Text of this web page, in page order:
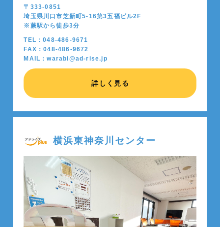
〒333-0851
埼玉県川口市芝新町5-16第3五福ビル2F
※蕨駅から徒歩3分
TEL：048-486-9671
FAX：048-486-9672
MAIL：warabi@ad-rise.jp
詳しく見る
横浜東神奈川センター